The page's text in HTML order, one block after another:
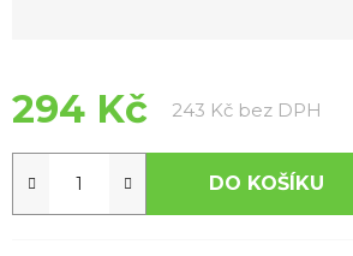
294 Kč 243 Kč bez DPH
DO KOŠÍKU